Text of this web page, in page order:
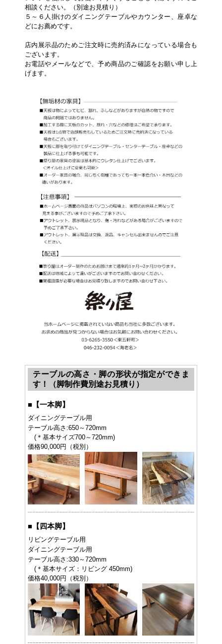
相談ください。（別途お見積り）
５～６人掛けのダイニングテーブルやカウンター、座卓な
どにお薦めです。
店内展示品のためご注文時に売約済みになっている場合も
ございます。
お電話やメールなどで、予め商品のご確認をお願い申し上
げます。
テーブルの高さ・脚の形状が指定ができま
す！（脚制作費別途お見積り）
■ 【一本脚】
ダイニングテーブル用
テーブル高さ:650～720mm
(＊基本サイズ700～720mm)
価格90,000円（税別）
■ 【四本脚】
リビングテーブル用
ダイニングテーブル用
テーブル高さ:330～720mm
(＊基本サイズ：リビング 450mm)
価格40,000円（税別）